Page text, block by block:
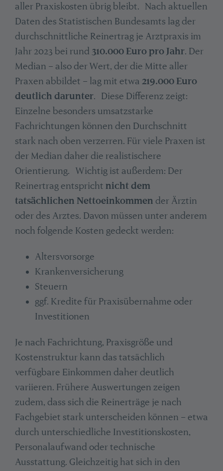
aller Praxiskosten übrig bleibt. Nach aktuellen
Daten des Statistischen Bundesamts lag der
durchschnittliche Reinertrag je Arztpraxis im
Jahr 2023 bei rund 310.000 Euro pro Jahr. Der
Median – also der Wert, der die Mitte aller
Praxen abbildet – lag mit etwa 219.000 Euro
deutlich darunter. Diese Differenz zeigt:
Einzelne besonders umsatzstarke
Fachrichtungen können den Durchschnitt
stark nach oben verzerren. Für viele Praxen ist
der Median daher die realistischere
Orientierung. Wichtig ist außerdem: Der
Reinertrag entspricht nicht dem
tatsächlichen Nettoeinkommen der Ärztin
oder des Arztes. Davon müssen unter anderem
noch folgende Kosten gedeckt werden:
Altersvorsorge
Krankenversicherung
Steuern
ggf. Kredite für Praxisübernahme oder
Investitionen
Je nach Fachrichtung, Praxisgröße und
Kostenstruktur kann das tatsächlich
verfügbare Einkommen daher deutlich
variieren. Frühere Auswertungen zeigen
zudem, dass sich die Reinerträge je nach
Fachgebiet stark unterscheiden können – etwa
durch unterschiedliche Investitionskosten,
Personalaufwand oder technische
Ausstattung. Gleichzeitig hat sich in den